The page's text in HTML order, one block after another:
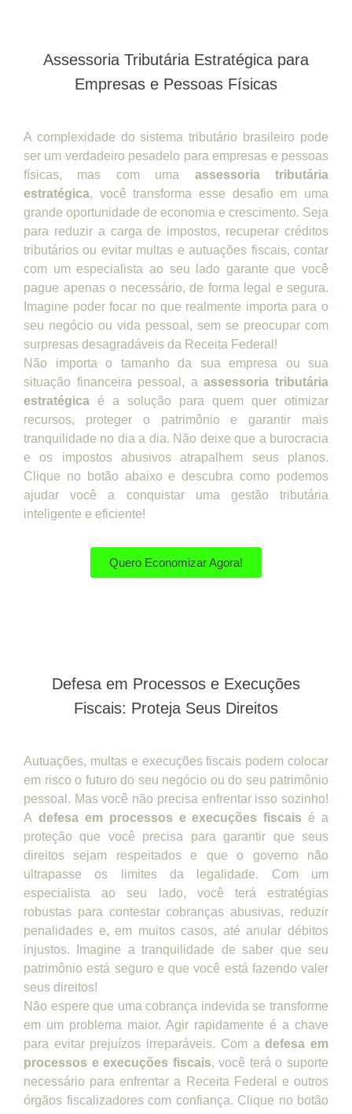
Assessoria Tributária Estratégica para
Empresas e Pessoas Físicas
A complexidade do sistema tributário brasileiro pode
ser um verdadeiro pesadelo para empresas e pessoas
físicas, mas com uma assessoria tributária
estratégica, você transforma esse desafio em uma
grande oportunidade de economia e crescimento. Seja
para reduzir a carga de impostos, recuperar créditos
tributários ou evitar multas e autuações fiscais, contar
com um especialista ao seu lado garante que você
pague apenas o necessário, de forma legal e segura.
Imagine poder focar no que realmente importa para o
seu negócio ou vida pessoal, sem se preocupar com
surpresas desagradáveis da Receita Federal!
Não importa o tamanho da sua empresa ou sua
situação financeira pessoal, aassessoria tributária
estratégica é a solução para quem quer otimizar
recursos, proteger o patrimônio e garantir mais
tranquilidade no dia a dia. Não deixe que a burocracia
e os impostos abusivos atrapalhem seus planos.
Clique no botão abaixo e descubra como podemos
ajudar você a conquistar uma gestão tributária
inteligente e eficiente!
Quero Economizar Agora!
Defesa em Processos e Execuções
Fiscais: Proteja Seus Direitos
Autuações, multas e execuções fiscais podem colocar
em risco o futuro do seu negócio ou do seu patrimônio
pessoal. Mas você não precisa enfrentar isso sozinho!
A defesa em processos e execuções fiscais é a
proteção que você precisa para garantir que seus
direitos sejam respeitados e que o governo não
ultrapasse os limites da legalidade. Com um
especialista ao seu lado, você terá estratégias
robustas para contestar cobranças abusivas, reduzir
penalidades e, em muitos casos, até anular débitos
injustos. Imagine a tranquilidade de saber que seu
patrimônio está seguro e que você está fazendo valer
seus direitos!
Não espere que uma cobrança indevida se transforme
em um problema maior. Agir rapidamente é a chave
para evitar prejuízos irreparáveis. Com adefesa em
processos e execuções fiscais, você terá o suporte
necessário para enfrentar a Receita Federal e outros
órgãos fiscalizadores com confiança. Clique no botão